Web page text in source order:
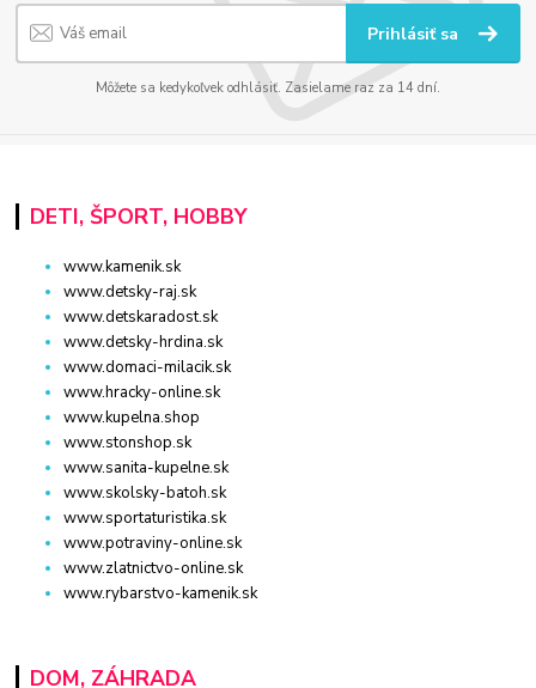
Prihlásiť sa
Môžete sa kedykoľvek odhlásiť. Zasielame raz za 14 dní.
DETI, ŠPORT, HOBBY
www.kamenik.sk
www.detsky-raj.sk
www.detskaradost.sk
www.detsky-hrdina.sk
www.domaci-milacik.sk
www.hracky-online.sk
www.kupelna.shop
www.stonshop.sk
www.sanita-kupelne.sk
www.skolsky-batoh.sk
www.sportaturistika.sk
www.potraviny-online.sk
www.zlatnictvo-online.sk
www.rybarstvo-kamenik.sk
DOM, ZÁHRADA